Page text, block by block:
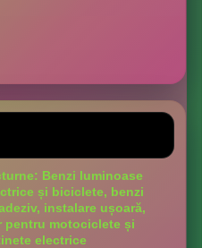
Benzi luminoase
și biciclete, benzi
instalare ușoară,
pentru motociclete și
electrice